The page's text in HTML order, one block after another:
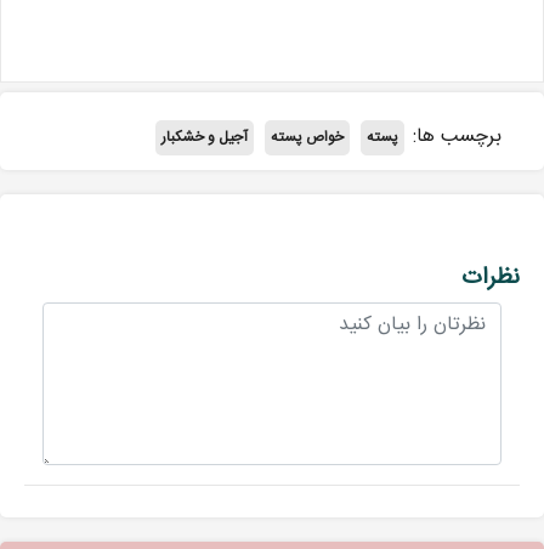
برچسب ها: پسته خواص پسته آجیل و خشکبار
نظرات